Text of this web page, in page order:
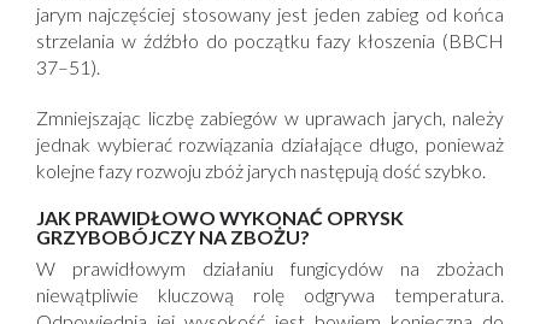
jarym najczęściej stosowany jest jeden zabieg od końca
strzelania w źdźbło do początku fazy kłoszenia (BBCH
37–51).
Zmniejszając liczbę zabiegów w uprawach jarych, należy
jednak wybierać rozwiązania działające długo, ponieważ
kolejne fazy rozwoju zbóż jarych następują dość szybko.
JAK PRAWIDŁOWO WYKONAĆ OPRYSK
GRZYBOBÓJCZY NA ZBOŻU?
W prawidłowym działaniu fungicydów na zbożach
niewątpliwie kluczową rolę odgrywa temperatura.